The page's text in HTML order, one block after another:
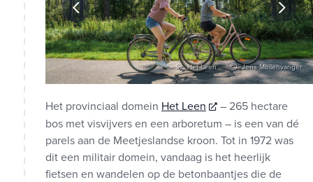
Het Leen Jens Mollenvanger
Het provinciaal domein Het Leen
– 265 hectare
bos met visvijvers en een arboretum – is een van dé
parels aan de Meetjeslandse kroon. Tot in 1972 was
dit een militair domein, vandaag is het heerlijk
fietsen en wandelen op de betonbaantjes die de